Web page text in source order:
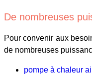
De nombreuses
Pour convenir aux
de nombreuses
pompe à chaleur